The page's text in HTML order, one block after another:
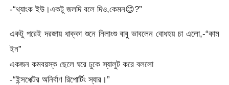
-“থ্যাংক ইউ।একটু জলদি বলে দিও,কেমন😊?”
একটু পরেই দরজায় ধাক্কা শুনে নিলাংশু বাবু ভাবলেন বোধহয় চা এলো,-“কাম
ইন”
একজন কমবয়স্ক ছেলে ঘরে ঢুকে স্যালুট করে বললো
-“ইন্সপেক্টর অনির্বাণ রিপোর্টিং স্যার।”